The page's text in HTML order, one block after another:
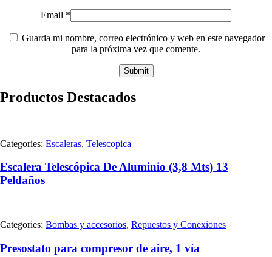
Email *
Guarda mi nombre, correo electrónico y web en este navegador
para la próxima vez que comente.
Productos Destacados
Categories: Escaleras, Telescopica
Escalera Telescópica De Aluminio (3,8 Mts) 13
Peldaños
Categories: Bombas y accesorios, Repuestos y Conexiones
Presostato para compresor de aire, 1 vía